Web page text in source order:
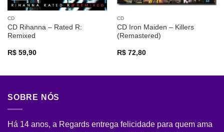
CD
CD Rihanna – Rated R:
Remixed
R$59,90
CD
CD Iron Maiden – Killers
(Remastered)
R$72,80
SOBRE NÓS
Há 14 anos, a Regards entrega felicidade para quem ama